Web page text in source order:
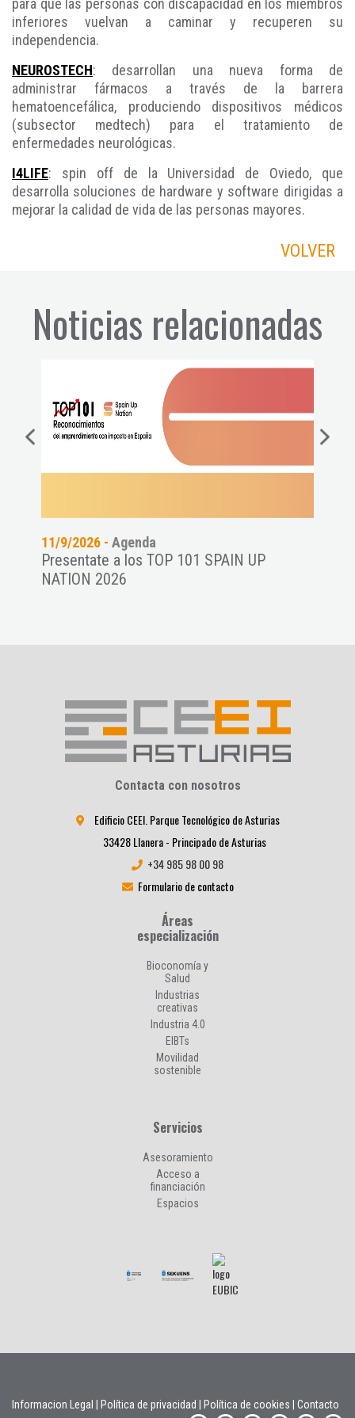
para que las personas con discapacidad en los miembros
inferiores vuelvan a caminar y recuperen su
independencia.
NEUROSTECH: desarrollan una nueva forma de
administrar fármacos a través de la barrera
hematoencefálica, produciendo dispositivos médicos
(subsector medtech) para el tratamiento de
enfermedades neurológicas.
I4LIFE: spin off de la Universidad de Oviedo, que
desarrolla soluciones de hardware y software dirigidas a
mejorar la calidad de vida de las personas mayores.
VOLVER
Noticias relacionadas
11/9/2026 -Agenda
Presentate a los TOP 101 SPAIN UP
NATION 2026
Contacta con nosotros
Edificio CEEI. Parque Tecnológico de Asturias
33428 Llanera - Principado de Asturias
+34 985 98 00 98
Formulario de contacto
Áreas
especialización
Bioconomía y
Salud
Industrias
creativas
Industria 4.0
EIBTs
Movilidad
sostenible
Servicios
Asesoramiento
Acceso a
financiación
Espacios
Informacion Legal Política de privacidad Política de cookies Contacto